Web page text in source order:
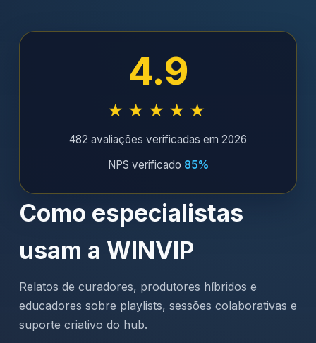
4.9
★★★★★
482 avaliações verificadas em 2026
NPS verificado 85%
Como especialistas
usam a WINVIP
Relatos de curadores, produtores híbridos e
educadores sobre playlists, sessões colaborativas e
suporte criativo do hub.